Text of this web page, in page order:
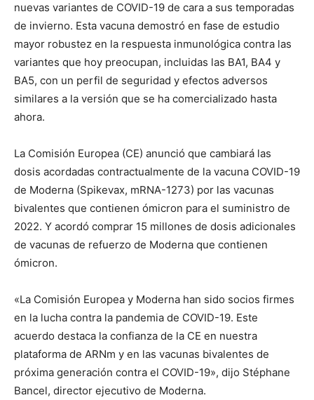
nuevas variantes de COVID-19 de cara a sus temporadas
de invierno. Esta vacuna demostró en fase de estudio
mayor robustez en la respuesta inmunológica contra las
variantes que hoy preocupan, incluidas las BA1, BA4 y
BA5, con un perfil de seguridad y efectos adversos
similares a la versión que se ha comercializado hasta
ahora.
La Comisión Europea (CE) anunció que cambiará las
dosis acordadas contractualmente de la vacuna COVID-19
de Moderna (Spikevax, mRNA-1273) por las vacunas
bivalentes que contienen ómicron para el suministro de
2022. Y acordó comprar 15 millones de dosis adicionales
de vacunas de refuerzo de Moderna que contienen
ómicron.
«La Comisión Europea y Moderna han sido socios firmes
en la lucha contra la pandemia de COVID-19. Este
acuerdo destaca la confianza de la CE en nuestra
plataforma de ARNm y en las vacunas bivalentes de
próxima generación contra el COVID-19», dijo Stéphane
Bancel, director ejecutivo de Moderna.